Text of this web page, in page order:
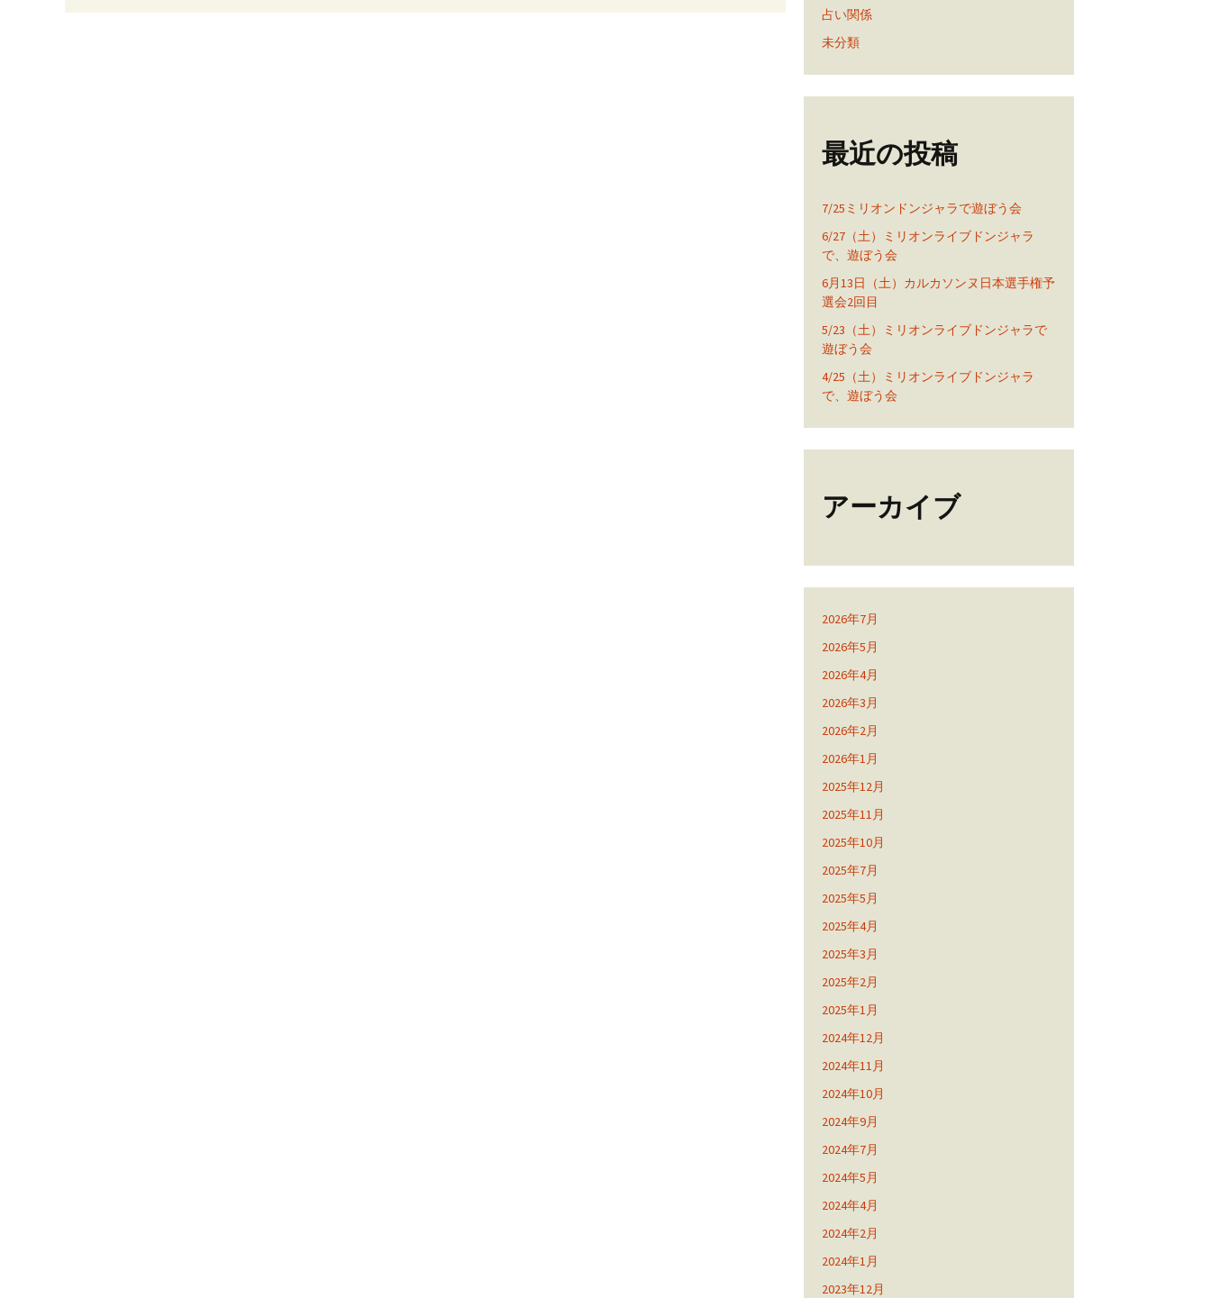
navigation
占い関係
未分類
最近の投稿
7/25ミリオンドンジャラで遊ぼう会
6/27（土）ミリオンライブドンジャラ
で、遊ぼう会
6月13日（土）カルカソンヌ日本選手権予
選会2回目
5/23（土）ミリオンライブドンジャラで
遊ぼう会
4/25（土）ミリオンライブドンジャラ
で、遊ぼう会
アーカイブ
2026年7月
2026年5月
2026年4月
2026年3月
2026年2月
2026年1月
2025年12月
2025年11月
2025年10月
2025年7月
2025年5月
2025年4月
2025年3月
2025年2月
2025年1月
2024年12月
2024年11月
2024年10月
2024年9月
2024年7月
2024年5月
2024年4月
2024年2月
2024年1月
2023年12月